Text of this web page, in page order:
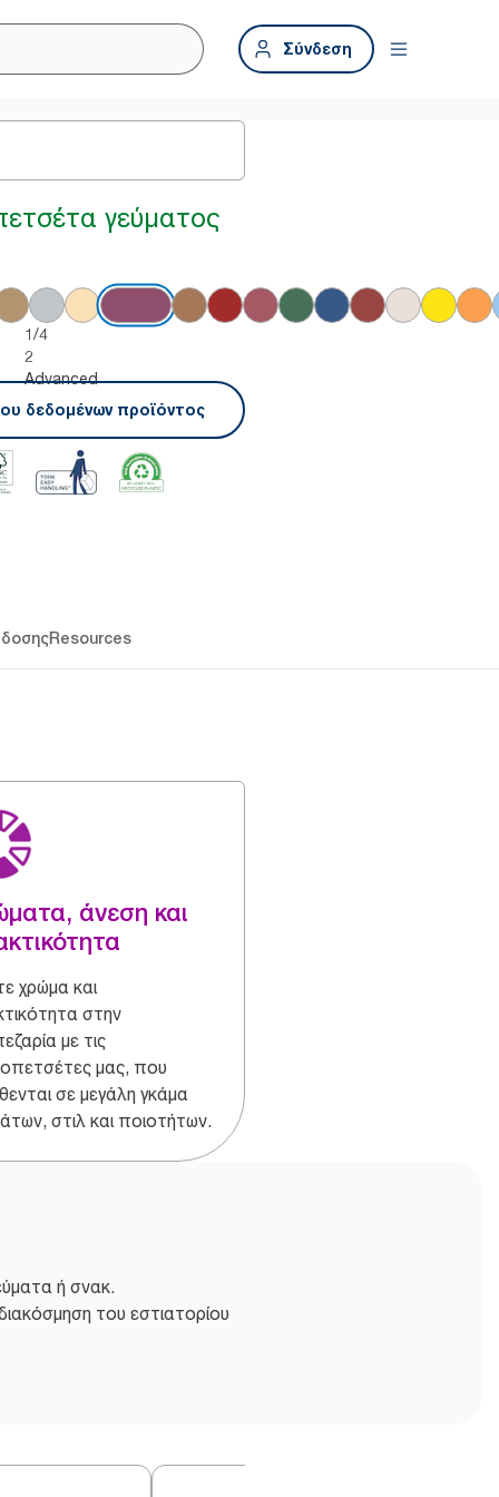
Σύνδεση
γεύματος
1/4
2
Advanced
δεδομένων προϊόντος
Resources
άνεση και
χρώμα και
στην
με τις
μας, που
σε μεγάλη γκάμα
στιλ και ποιοτήτων.
ή σνακ.
του εστιατορίου